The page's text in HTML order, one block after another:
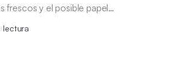
frescos y el posible papel…
lectura